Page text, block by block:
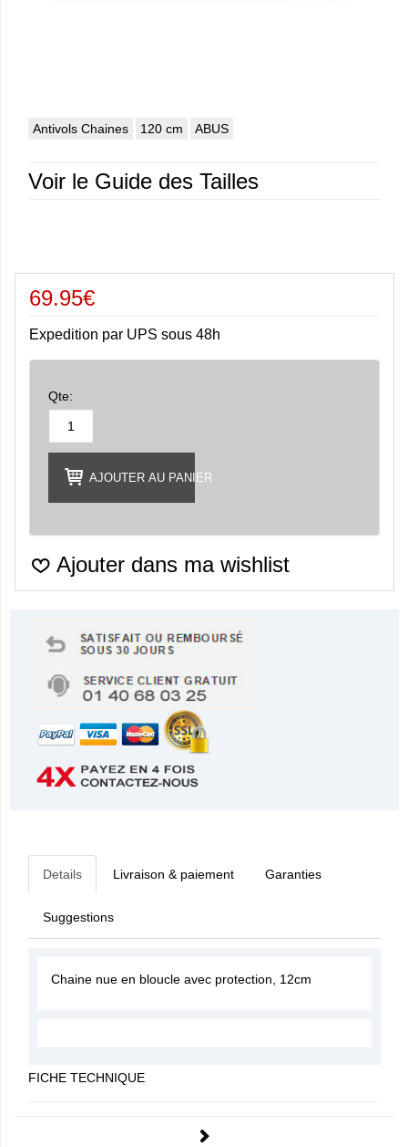
Antivols Chaines 120 cm ABUS
Voir le Guide des Tailles
69.95€
Expedition par UPS sous 48h
Qte:
AJOUTER AU PANIER
Ajouter dans ma wishlist
Details Livraison & paiement Garanties
Suggestions
Chaine nue en bloucle avec protection, 12cm
FICHE TECHNIQUE